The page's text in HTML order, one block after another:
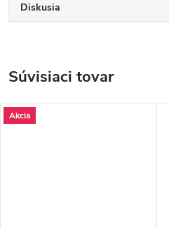
Diskusia
Súvisiaci tovar
Akcia